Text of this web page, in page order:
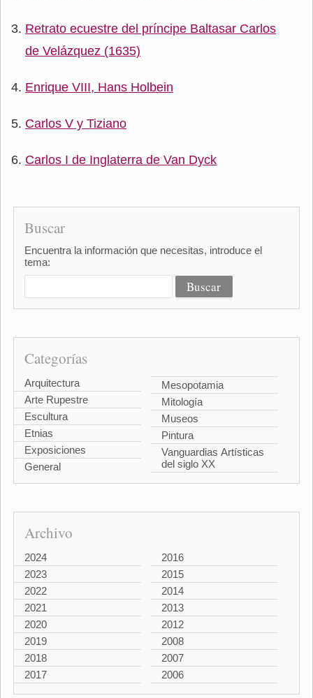
Retrato ecuestre del príncipe Baltasar Carlos
de Velázquez (1635)
Enrique VIII, Hans Holbein
Carlos V y Tiziano
Carlos I de Inglaterra de Van Dyck
Buscar
Encuentra la información que necesitas, introduce el
tema:
Categorías
Arquitectura
Arte Rupestre
Escultura
Etnias
Exposiciones
General
Mesopotamia
Mitología
Museos
Pintura
Vanguardias Artísticas
del siglo XX
Archivo
2024
2023
2022
2021
2020
2019
2018
2017
2016
2015
2014
2013
2012
2008
2007
2006